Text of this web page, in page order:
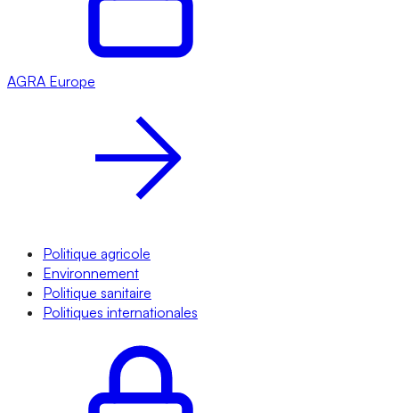
AGRA Europe
Politique agricole
Environnement
Politique sanitaire
Politiques internationales